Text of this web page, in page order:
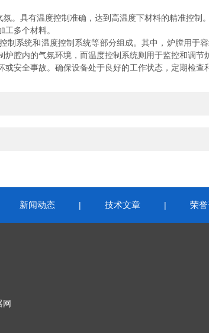
。具有温度控制准确，达到高温度下材料的精准控
多个材料。
统和温度控制系统等部分组成。其中，炉膛用于
腔内的气氛环境，而温度控制系统则用于监控和调节
全事故。确保设备处于良好的工作状态，定期检查
新闻动态 | 技术文章 | 荣
网